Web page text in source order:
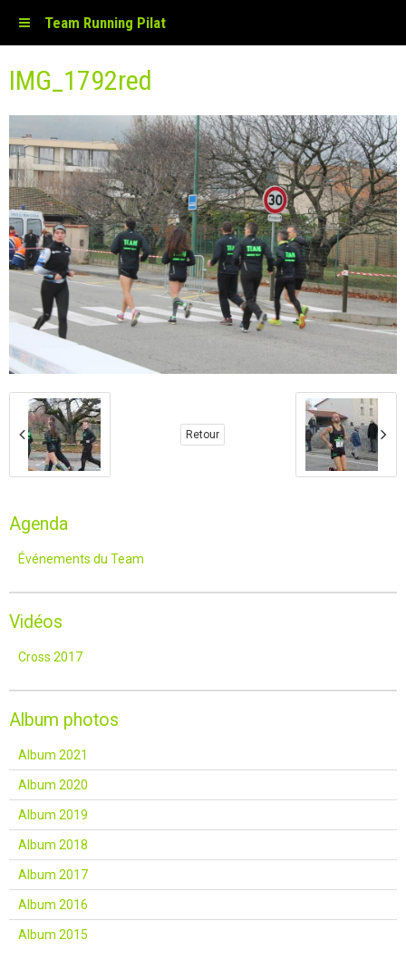
Team Running Pilat
IMG_1792red
Retour
Agenda
Événements du Team
Vidéos
Cross 2017
Album photos
Album 2021
Album 2020
Album 2019
Album 2018
Album 2017
Album 2016
Album 2015